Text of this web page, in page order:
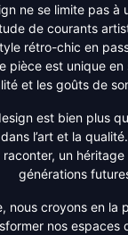
ne se limite pas à
de courants
rétro-chic en
pièce est unique
et les goûts de
est bien plus
l’art et la
raconter, un
générations
nous croyons en la
nos espaces